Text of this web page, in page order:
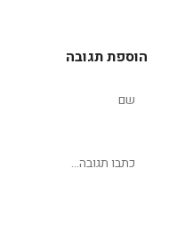
הוספת תגובה